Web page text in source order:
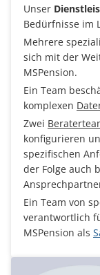
Unser
Bedürfnisse im
Mehrere
sich mit der
MSPension.
Ein Team
komplexen
Zwei
konfigurieren
spezifischen
der Folge auch
Ein Team von
verantwortlich
MSPension als